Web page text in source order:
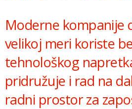
Moderne kompanije
velikoj meri koriste
tehnološkog
pridružuje i rad na
radni prostor za